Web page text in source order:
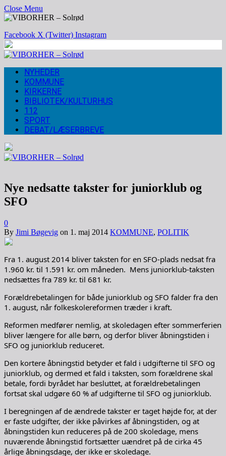
Close Menu
Facebook X (Twitter) Instagram
NYHEDER
KOMMUNE
KIRKERNE
BIBLIOTEK/KULTURHUS
112
SPORT
DEBAT/LÆSERBREVE
Nye nedsatte takster for juniorklub og
SFO
0
By Jimi Bøgevig on 1. maj 2014 KOMMUNE, POLITIK
Fra 1. august 2014 bliver taksten for en SFO-plads nedsat fra
1.960 kr. til 1.591 kr. om måneden. Mens juniorklub-taksten
nedsættes fra 789 kr. til 681 kr.
Forældrebetalingen for både juniorklub og SFO falder fra den
1. august, når folkeskolereformen træder i kraft.
Reformen medfører nemlig, at skoledagen efter sommerferien
bliver længere for alle børn, og derfor bliver åbningstiden i
SFO og juniorklub reduceret.
Den kortere åbningstid betyder et fald i udgifterne til SFO og
juniorklub, og dermed et fald i taksten, som forældrene skal
betale, fordi byrådet har besluttet, at forældrebetalingen
fortsat skal udgøre 60 % af udgifterne til SFO og juniorklub.
I beregningen af de ændrede takster er taget højde for, at der
er faste udgifter, der ikke påvirkes af åbningstiden, og at
åbningstiden kun reduceres på de 200 skoledage, mens
nuværende åbningstid fortsætter uændret på de cirka 45
årlige åbningsdage, der ikke er skoledage.